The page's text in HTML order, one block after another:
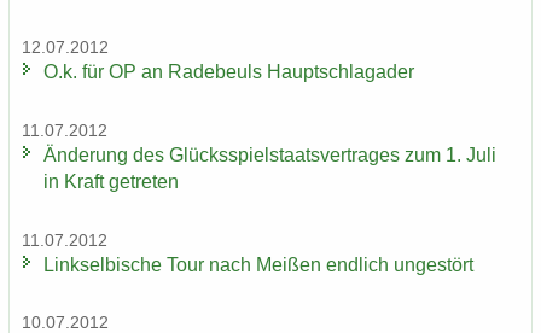
12.07.2012
O.k. für OP an Ra­de­beuls Haupt­schlag­ader
11.07.2012
Än­de­rung des Glücks­spiel­staats­ver­tra­ges zum 1. Juli
in Kraft ge­tre­ten
11.07.2012
Linksel­bi­sche Tour nach Mei­ßen end­lich un­ge­stört
10.07.2012